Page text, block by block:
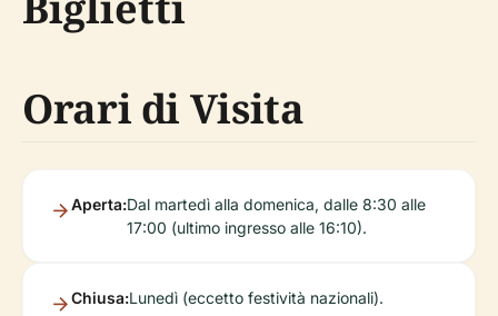
Orari di Visita
Aperta:Dal martedì alla domenica, dalle 8:30 alle
17:00 (ultimo ingresso alle 16:10).
Chiusa:Lunedì (eccetto festività nazionali).